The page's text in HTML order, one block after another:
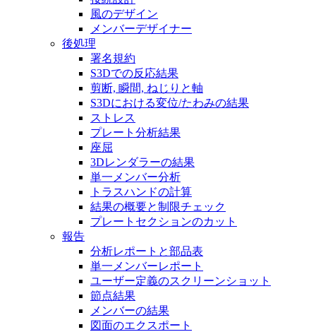
風のデザイン
メンバーデザイナー
後処理
署名規約
S3Dでの反応結果
剪断, 瞬間, ねじりと軸
S3Dにおける変位/たわみの結果
ストレス
プレート分析結果
座屈
3Dレンダラーの結果
単一メンバー分析
トラスハンドの計算
結果の概要と制限チェック
プレートセクションのカット
報告
分析レポートと部品表
単一メンバーレポート
ユーザー定義のスクリーンショット
節点結果
メンバーの結果
図面のエクスポート